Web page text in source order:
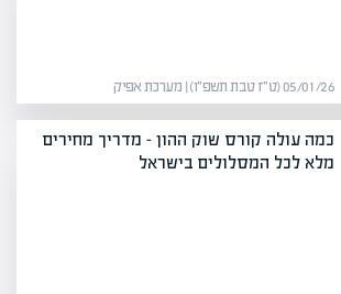
05/01/26 (ט״ז טבת תשפ״ו) | מערכת אפיק
כמה עולה קורס שוק ההון – מדריך מחירים
מלא לכל המסלולים בישראל